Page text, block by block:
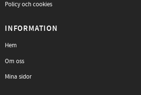
Policy och cookies
INFORMATION
Hem
Om oss
Mina sidor